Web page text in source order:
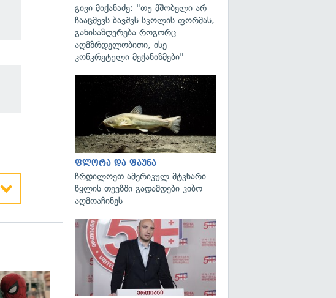
გივი მიქანაძე: "თუ მშობელი არ
ჩააცმევს ბავშვს სკოლის ფორმას,
განისაზღვრება როგორც
აღმზრდელობითი, ისე
კონკრეტული მექანიზმები"
ფლორა და ფაუნა
ჩრდილოეთ ამერიკულ მტკნარი
წყლის თევზში გადამდები კიბო
აღმოაჩინეს